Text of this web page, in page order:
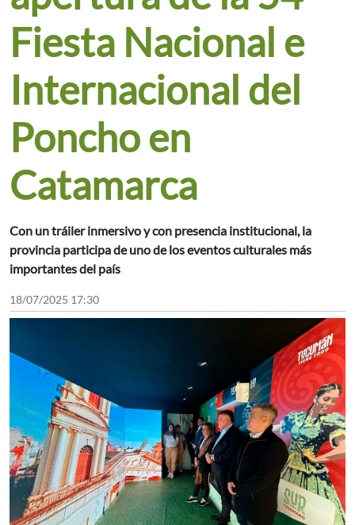
Fiesta Nacional e
Internacional del
Poncho en
Catamarca
Con un tráiler inmersivo y con presencia institucional, la
provincia participa de uno de los eventos culturales más
importantes del país
18/07/2025 17:30